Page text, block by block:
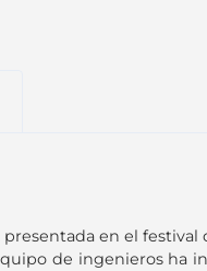
en el
de ingenieros